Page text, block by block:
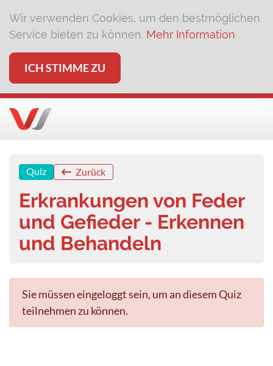
Wir verwenden Cookies, um den bestmöglichen
Service bieten zu können. Mehr Information
ICH STIMME ZU
Quiz Zurück
Erkrankungen von Feder
und Gefieder - Erkennen
und Behandeln
Sie müssen eingeloggt sein, um an diesem Quiz
teilnehmen zu können.